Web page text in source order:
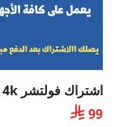
اشتراك فولتشر Vulture 4k لمدة 6 شهور
 99